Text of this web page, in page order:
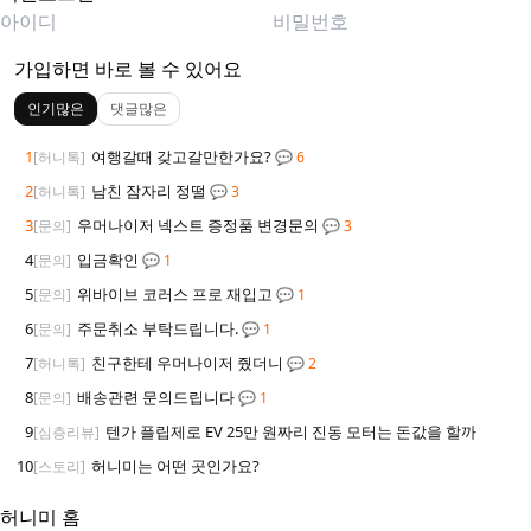
가입하면 바로 볼 수 있어요
인기많은 댓글많은
1[허니톡] 여행갈때 갖고갈만한가요?💬 6
2[허니톡] 남친 잠자리 정떨 💬 3
3[문의] 우머나이저 넥스트 증정품 변경문의 💬 3
4[문의] 입금확인 💬 1
5[문의] 위바이브 코러스 프로 재입고 💬 1
6[문의] 주문취소 부탁드립니다.💬 1
7[허니톡] 친구한테 우머나이저 줬더니 💬 2
8[문의] 배송관련 문의드립니다💬 1
9[심층리뷰] 텐가 플립제로 EV 25만 원짜리 진동 모터는 돈값을 할까
10[스토리] 허니미는 어떤 곳인가요?
허니미 홈